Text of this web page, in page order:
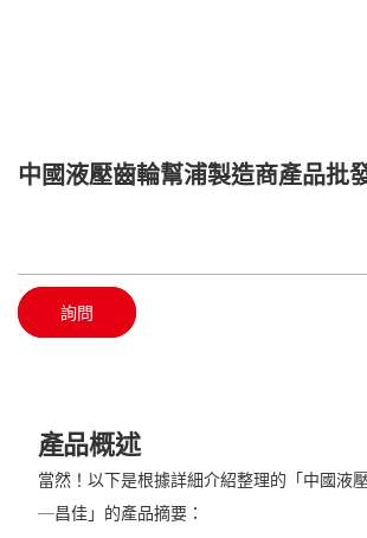
中國液壓齒輪幫浦製造商產品批
詢問
產品概述
當然！以下是根據詳細介紹整理的「中國液
—昌佳」的產品摘要：